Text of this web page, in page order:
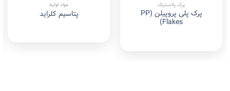
پرک پلاستیک
پرک پلی پروپیلن (PP
Flakes)
مواد اولیه
پتاسیم کلراید